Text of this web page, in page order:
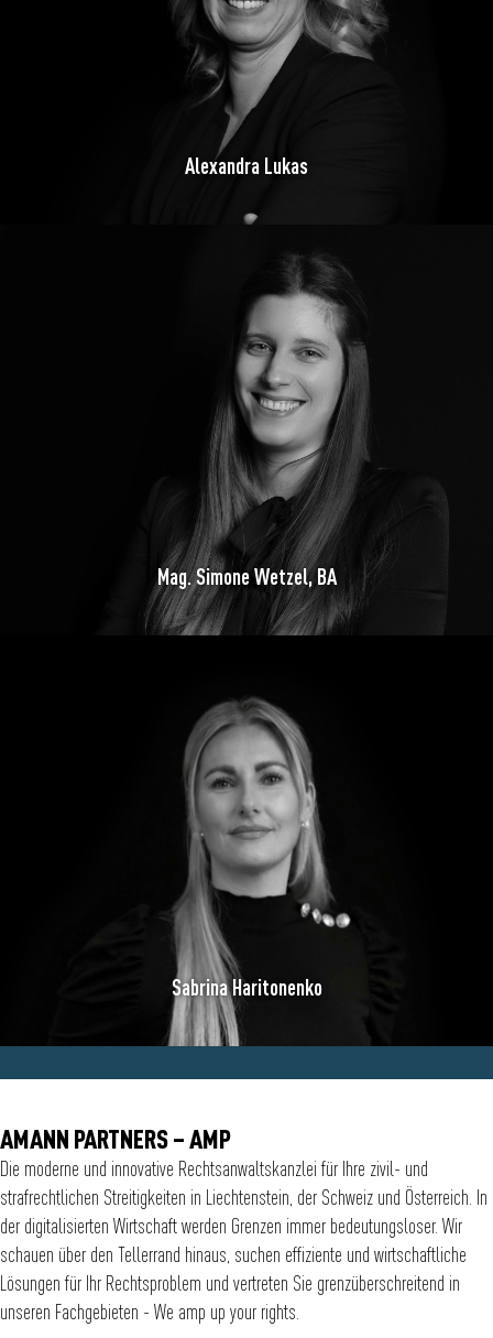
Alexandra Lukas
Mag. Simone Wetzel, BA
Sabrina Haritonenko
AMANN PARTNERS – AMP
Die moderne und innovative Rechtsanwaltskanzlei für Ihre zivil- und
strafrechtlichen Streitigkeiten in Liechtenstein, der Schweiz und Österreich. In
der digitalisierten Wirtschaft werden Grenzen immer bedeutungsloser. Wir
schauen über den Tellerrand hinaus, suchen effiziente und wirtschaftliche
Lösungen für Ihr Rechtsproblem und vertreten Sie grenzüberschreitend in
unseren Fachgebieten - We amp up your rights.